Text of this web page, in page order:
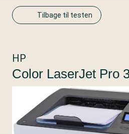
Tilbage til testen
HP
Color LaserJet Pro